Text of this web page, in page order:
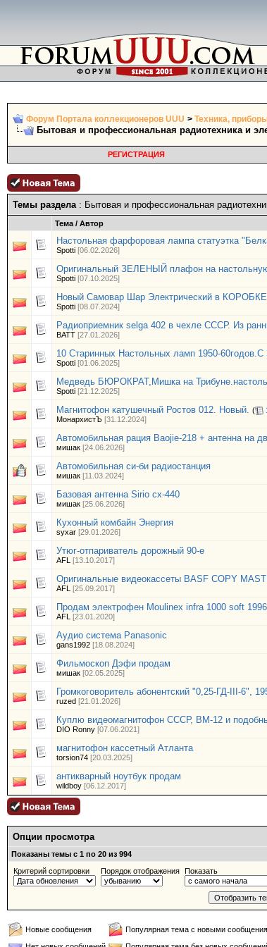
Форум Портала коллекционеров UUU > Техника,
Бытовая и профессиональная радиотехника и
РЕГИСТРАЦИЯ
Темы раздела: Бытовая и профессиональная
Тема / Автор
Настольная фарфоровая лампа статуэтка
Spotti [06.02.2026]
Оригинальный ЗЕЛЕНЫЙ плафон на
Spotti [07.10.2025]
Новый Самовар Шар Электрический в
Spotti [08.07.2024]
Радиоприемник selga 402 в чехле СССР. Из
BATT [27.01.2026]
10 Старинных Настольных ламп 1950-
Spotti [01.06.2025]
Медведь БЮРОКРАТ,Мишка на
Spotti [21.12.2025]
Магнитофон катушечный Ростов 012. Новый. (
МонархистЪ [31.12.2024]
Автомобильная рация Baojie-218 + антенна на
мишак [24.06.2026]
Автомобильная си-би радиостанция
мишак [11.03.2024]
Базовая антенна Sirio cx-440
мишак [25.06.2026]
Кухонный комбайн Энергия
syxar [29.01.2026]
Утюг-отпариватель дорожный 90-е
AFL [13.10.2017]
Оригинальные видеокассеты BASF COPY
AFL [25.09.2017]
Продам электрофен Moulinex infra 1000 soft
AFL [23.01.2020]
Аудио система Panasonic
gans1992 [18.08.2024]
Фильмоскоп Дэфи продам
мишак [02.05.2025]
Громкоговоритель абонентский "0,25-ГД-III-6",
ruzed [21.01.2026]
Куплю видеомагнитофон СССР, ВМ-12 и
DIO Ronny [07.06.2021]
магнитофон кассетный Атланта
torsion74 [20.03.2025]
антикварный ноутбук продам
wildboy [06.12.2017]
Опции просмотра
Показаны темы с 1 по 20 из 994
Критерий сортировки
Порядок отображения Показать
Новые сообщения
Популярная тема с новыми